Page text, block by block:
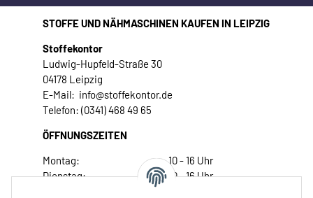
STOFFE UND NÄHMASCHINEN KAUFEN IN LEIPZIG
Stoffekontor
Ludwig-Hupfeld-Straße 30
04178 Leipzig
E-Mail: info@stoffekontor.de
Telefon: (0341) 468 49 65
ÖFFNUNGSZEITEN
Montag:
10 - 16 Uhr
Dienstag:
10 - 16 Uhr